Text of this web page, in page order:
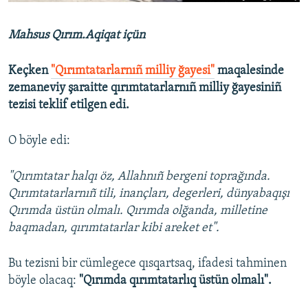
RFE/RS bütün saytları
Mahsus Qırım.Aqiqat içün
Keçken "Qırımtatarlarnıñ milliy ğayesi" maqalesinde
zemaneviy şaraitte qırımtatarlarnıñ milliy ğayesiniñ
tezisi teklif etilgen edi.
O böyle edi:
"Qırımtatar halqı öz, Allahnıñ bergeni toprağında.
Qırımtatarlarnıñ tili, inançları, degerleri, dünyabaqışı
Qırımda üstün olmalı. Qırımda olğanda, milletine
baqmadan, qırımtatarlar kibi areket et".
Bu tezisni bir cümlegece qısqartsaq, ifadesi tahminen
böyle olacaq: "Qırımda qırımtatarlıq üstün olmalı".